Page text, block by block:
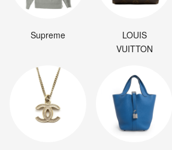
しょうか？、
しょうか？
ありがとうございます。
ご存知の事と思いますが、手数料の関係で掲
ております。
Supreme
LOUIS
VUITTON